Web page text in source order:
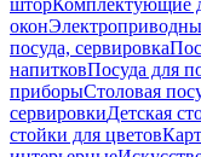
шторКомплектующие
окон
посуда, сервировка
напитковПосуда для
приборыСтоловая
сервировкиДетская
стойки для цветов